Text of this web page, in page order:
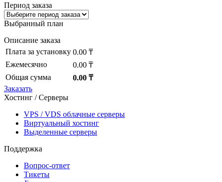
Период заказа
Выбранный план
Описание заказа
Плата за установку 0.00 ₸
Ежемесячно
0.00 ₸
Общая сумма
0.00 ₸
Заказать
Хостинг / Серверы
VPS / VDS облачные серверы
Виртуальный хостинг
Выделенные серверы
Поддержка
Вопрос-ответ
Тикеты